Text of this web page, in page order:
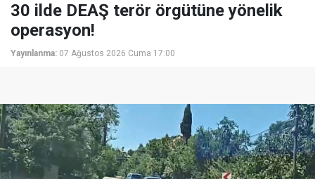
30 ilde DEAŞ terör örgütüne yönelik
operasyon!
Yayınlanma: 07 Ağustos 2026 Cuma 17:00